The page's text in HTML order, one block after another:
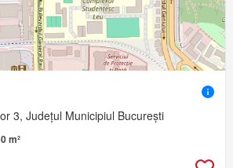
3, Județul Municipiul București
m²